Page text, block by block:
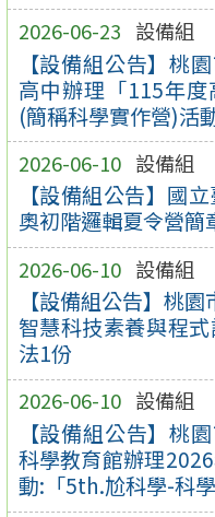
2026-06-23 設備組
【設備組公告】桃
高中辦理「115年度
(簡稱科學實作營)活
2026-06-10 設備組
【設備組公告】國
奧初階邏輯夏令營簡
2026-06-10 設備組
【設備組公告】桃
智慧科技素養與程
法1份
2026-06-10 設備組
【設備組公告】桃
科學教育館辦理
動:「5th.尬科學-科學